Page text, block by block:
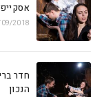
2018
חדר
הנכון